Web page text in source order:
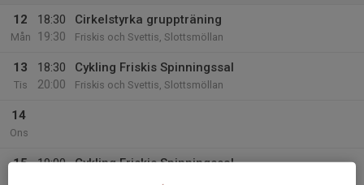
12
Mån
18:30
19:30
Cirkelstyrka gruppträning
Friskis och Svettis, Slottsmöllan
13
Tis
18:30
20:00
Cykling Friskis Spinningssal
Friskis och Svettis, Slottsmöllan
14
Ons
15
19:00
Cykling Friskis Spinningssal